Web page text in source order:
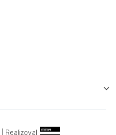
Realizoval